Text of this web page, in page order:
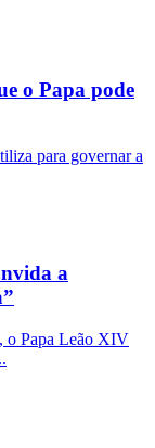
o Papa pode
para governar a
a
o Papa Leão XIV